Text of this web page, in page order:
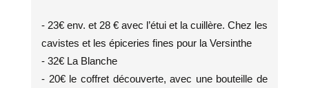
- 23€ env. et 28 € avec l’étui et la cuillère. Chez les
cavistes et les épiceries fines pour la Versinthe
- 32€ La Blanche
- 20€ le coffret découverte, avec une bouteille de